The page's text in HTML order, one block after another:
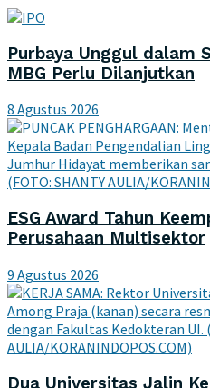
Purbaya Unggul dalam
MBG Perlu Dilanjutkan
8 Agustus 2026
ESG Award Tahun
Perusahaan Multisektor
9 Agustus 2026
Dua Universitas Jalin